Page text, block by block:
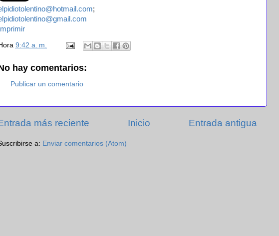
;
Imprimir
9:42 a. m.
hay comentarios:
Publicar un comentario
más reciente Entrada antigua
Inicio
a: Enviar comentarios (Atom)